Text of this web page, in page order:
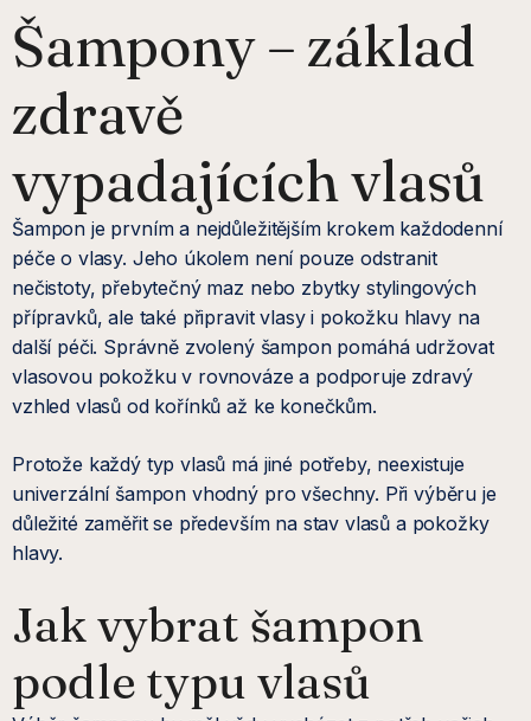
á
d
a
í
p
r
v
k
v
ý
p
i
s
u
Šampony – základ
zdravě
vypadajících vlasů
Šampon je prvním a nejdůležitějším krokem každodenní
péče o vlasy. Jeho úkolem není pouze odstranit
nečistoty, přebytečný maz nebo zbytky stylingových
přípravků, ale také připravit vlasy i pokožku hlavy na
další péči. Správně zvolený šampon pomáhá udržovat
vlasovou pokožku v rovnováze a podporuje zdravý
vzhled vlasů od kořínků až ke konečkům.
Protože každý typ vlasů má jiné potřeby, neexistuje
univerzální šampon vhodný pro všechny. Při výběru je
důležité zaměřit se především na stav vlasů a pokožky
hlavy.
Jak vybrat šampon
podle typu vlasů